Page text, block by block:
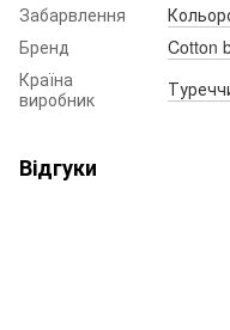
Забарвлення
Бренд
Cotton
Країна
виробник
Відгуки